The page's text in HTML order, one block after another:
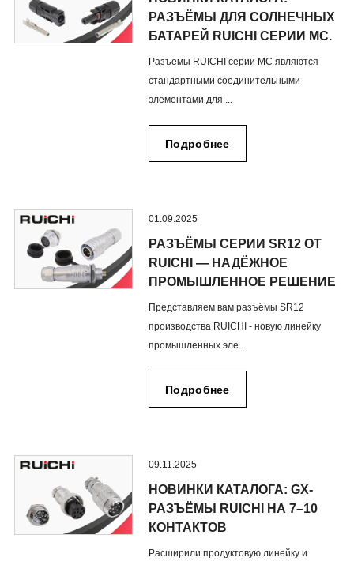
РАЗЪЁМЫ ДЛЯ СОЛНЕЧНЫХ
БАТАРЕЙ RUICHI СЕРИИ MC.
Разъёмы RUICHI серии MC являются
стандартными соединительными
элементами для ...
Подробнее
01.09.2025
РАЗЪЁМЫ СЕРИИ SR12 ОТ
RUICHI — НАДЁЖНОЕ
ПРОМЫШЛЕННОЕ РЕШЕНИЕ
Представляем вам разъёмы SR12
производства RUICHI - новую линейку
промышленных эле...
Подробнее
09.11.2025
НОВИНКИ КАТАЛОГА: GX-
РАЗЪЁМЫ RUICHI НА 7–10
КОНТАКТОВ
Расширили продуктовую линейку и